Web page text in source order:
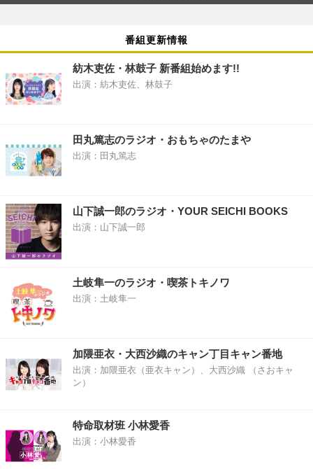
番組更新情報
紡木吏佐・林鼓子 新番組始めます!!
出演：紡木吏佐、林鼓子
田丸篤志のラジオ・おもちゃのたまや
出演：田丸篤志
山下誠一郎のラジオ・YOUR SEICHI BOOKS
出演：山下誠一郎
土岐隼一のラジオ・喫茶トキノワ
出演：土岐隼一
加隈亜衣・大西沙織のキャン丁目キャン番地
出演：加隈亜衣（亜衣キャン）、大西沙織 （さおキャ
ン）
特命取材班 小林愛香
出演：小林愛香